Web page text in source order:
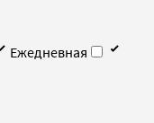
Ежедневная